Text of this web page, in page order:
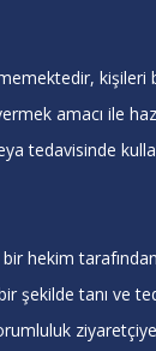
kişileri
amacı ile
tedavisinde
hekim
şekilde tanı ve